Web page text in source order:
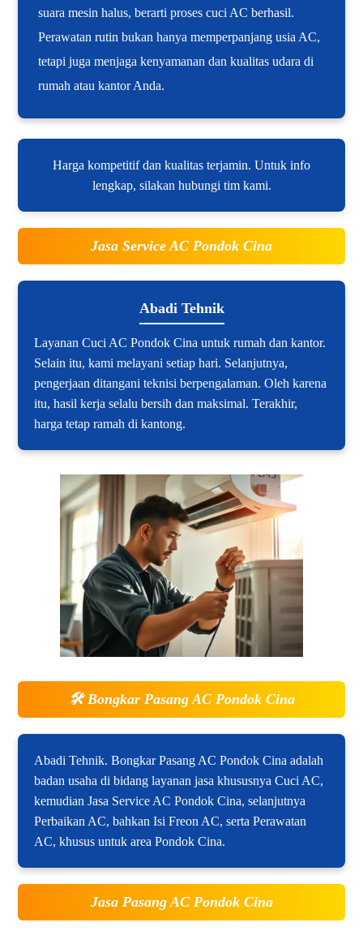
suara mesin halus, berarti proses cuci AC berhasil.
Perawatan rutin bukan hanya memperpanjang usia AC,
tetapi juga menjaga kenyamanan dan kualitas udara di
rumah atau kantor Anda.
Harga kompetitif dan kualitas terjamin. Untuk info
lengkap, silakan hubungi tim kami.
Jasa Service AC Pondok Cina
Abadi Tehnik
Layanan Cuci AC Pondok Cina untuk rumah dan kantor.
Selain itu, kami melayani setiap hari. Selanjutnya,
pengerjaan ditangani teknisi berpengalaman. Oleh karena
itu, hasil kerja selalu bersih dan maksimal. Terakhir,
harga tetap ramah di kantong.
🛠️Bongkar Pasang AC Pondok Cina
Abadi Tehnik. Bongkar Pasang AC Pondok Cina adalah
badan usaha di bidang layanan jasa khususnya Cuci AC,
kemudian Jasa Service AC Pondok Cina, selanjutnya
Perbaikan AC, bahkan Isi Freon AC, serta Perawatan
AC, khusus untuk area Pondok Cina.
Jasa Pasang AC Pondok Cina